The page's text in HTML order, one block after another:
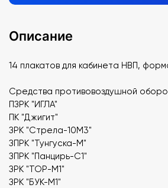
Описание
14 плакатов для кабинета НВП,
Средства противовоздушной
ПЗРК "ИГЛА"
ПК "Джигит"
ЗРК "Стрела-10М3"
ЗПРК "Тунгуска-М"
ЗПРК "Панцирь-С1"
ЗРК "ТОР-М1"
ЗРК "БУК-М1"